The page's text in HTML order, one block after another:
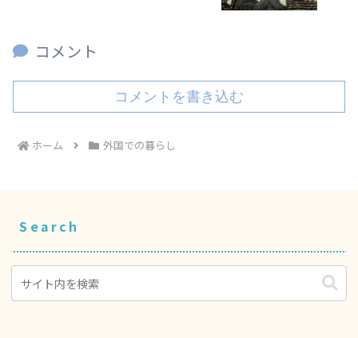
コメント
コメントを書き込む
ホーム 外国での暮らし
Search